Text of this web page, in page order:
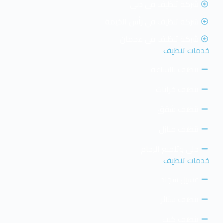
خدمات تنظيف
خدمات تنظيف